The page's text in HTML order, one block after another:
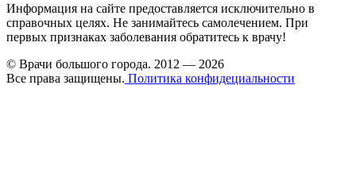
Информация на сайте предоставляется исключительно в
справочных целях. Не занимайтесь самолечением. При
первых признаках заболевания обратитесь к врачу!
© Врачи большого города. 2012 — 2026
Все права защищены. Политика конфидециальности